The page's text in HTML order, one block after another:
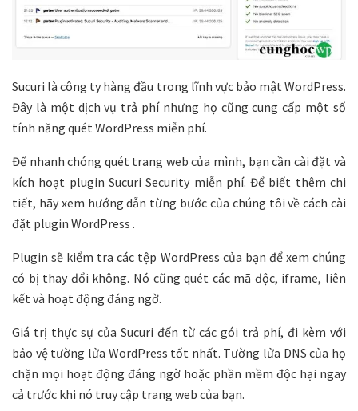
Sucuri là công ty hàng đầu trong lĩnh vực bảo mật WordPress.
Đây là một dịch vụ trả phí nhưng họ cũng cung cấp một số
tính năng quét WordPress miễn phí.
Để nhanh chóng quét trang web của mình, bạn cần cài đặt và
kích hoạt plugin Sucuri Security miễn phí. Để biết thêm chi
tiết, hãy xem hướng dẫn từng bước của chúng tôi về cách cài
đặt plugin WordPress .
Plugin sẽ kiểm tra các tệp WordPress của bạn để xem chúng
có bị thay đổi không. Nó cũng quét các mã độc, iframe, liên
kết và hoạt động đáng ngờ.
Giá trị thực sự của Sucuri đến từ các gói trả phí, đi kèm với
bảo vệ tường lửa WordPress tốt nhất. Tường lửa DNS của họ
chặn mọi hoạt động đáng ngờ hoặc phần mềm độc hại ngay
cả trước khi nó truy cập trang web của bạn.